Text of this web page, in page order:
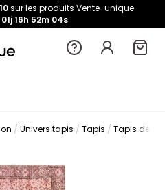
sur les produits Vente-unique
01j16h 52m 04s
Univers tapis Tapis Tapis de